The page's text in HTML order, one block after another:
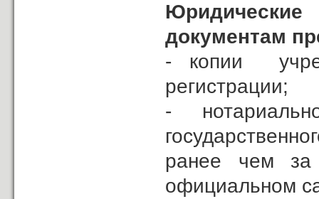
документам
- копии
регистрации;
-
ранее чем
официальном